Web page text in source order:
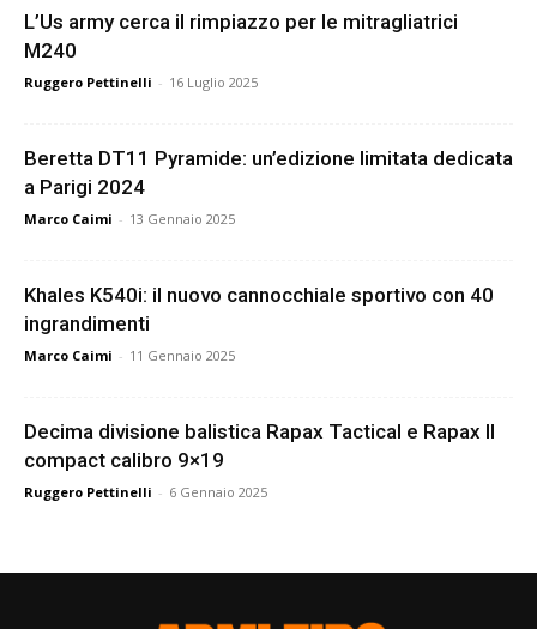
L’Us army cerca il rimpiazzo per le mitragliatrici
M240
Ruggero Pettinelli - 16 Luglio 2025
Beretta DT11 Pyramide: un’edizione limitata dedicata
a Parigi 2024
Marco Caimi - 13 Gennaio 2025
Khales K540i: il nuovo cannocchiale sportivo con 40
ingrandimenti
Marco Caimi - 11 Gennaio 2025
Decima divisione balistica Rapax Tactical e Rapax II
compact calibro 9×19
Ruggero Pettinelli - 6 Gennaio 2025